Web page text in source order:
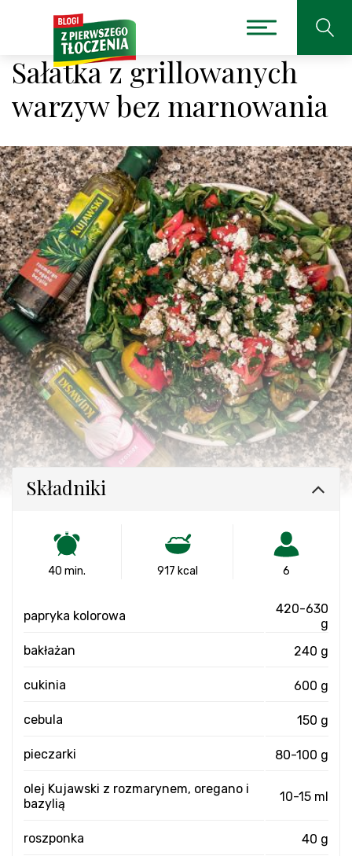
Sałatka z grillowanych
warzyw bez marnowania
Składniki
40 min. 917 kcal 6
papryka kolorowa
420-630
g
bakłażan
240 g
cukinia 600 g
cebula 150 g
pieczarki 80-100 g
olej Kujawski z rozmarynem, oregano i
bazylią
10-15 ml
roszponka 40 g